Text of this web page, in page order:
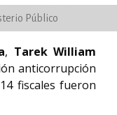
Público
, Tarek William
anticorrupción
fiscales fueron